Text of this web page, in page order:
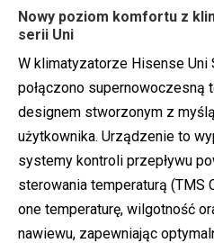
Nowy poziom komfortu z
serii Uni
W klimatyzatorze Hisense Uni
połączono supernowoczesną
designem stworzonym z
użytkownika. Urządzenie to
systemy kontroli przepływu
sterowania temperaturą (TMS
one temperaturę, wilgotność
nawiewu, zapewniając